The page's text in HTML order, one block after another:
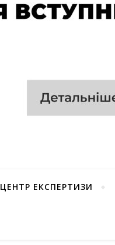
ЦЕНТР ЕКСПЕРТИЗИ